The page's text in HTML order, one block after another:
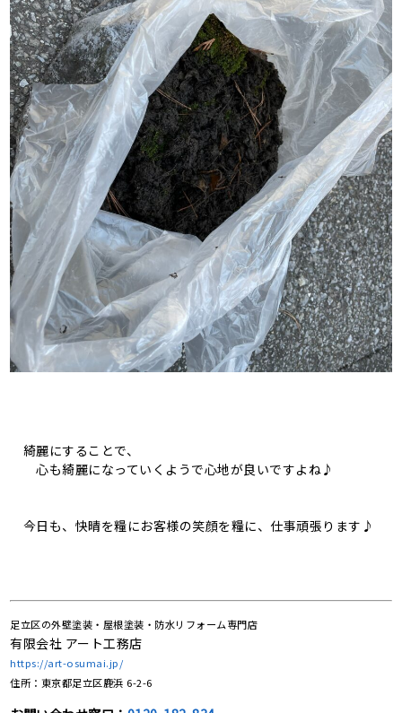
綺麗にすることで、
心も綺麗になっていくようで心地が良いですよね♪
今日も、快晴を糧にお客様の笑顔を糧に、仕事頑張ります♪
足立区の外壁塗装・屋根塗装・防水リフォーム専門店
有限会社 アート工務店
https://art-osumai.jp/
住所：東京都足立区鹿浜 6-2-6